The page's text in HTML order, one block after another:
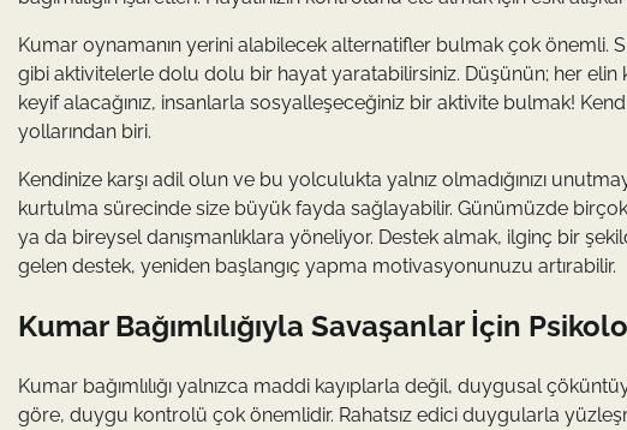
Kumar oynamanın yerini alabilecek alternatifler bulmak çok önemli.
gibi aktivitelerle dolu dolu bir hayat yaratabilirsiniz. Düşünün; her elin
keyif alacağınız, insanlarla sosyalleşeceğiniz bir aktivite bulmak!
yollarından biri.
Kendinize karşı adil olun ve bu yolculukta yalnız olmadığınızı
kurtulma sürecinde size büyük fayda sağlayabilir. Günümüzde
ya da bireysel danışmanlıklara yöneliyor. Destek almak, ilginç bir
gelen destek, yeniden başlangıç yapma motivasyonunuzu artırabilir.
Kumar Bağımlılığıyla Savaşanlar İçin
Kumar bağımlılığı yalnızca maddi kayıplarla değil, duygusal
göre, duygu kontrolü çok önemlidir. Rahatsız edici duygularla